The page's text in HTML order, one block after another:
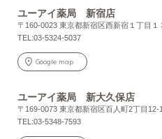
ユーアイ薬局 新宿店
〒160-0023 東京都新宿区西新宿１丁目
TEL:03-5324-5037
Google map
ユーアイ薬局 新大久保店
〒169-0073 東京都新宿区百人町2丁目
TEL:03-5348-7593